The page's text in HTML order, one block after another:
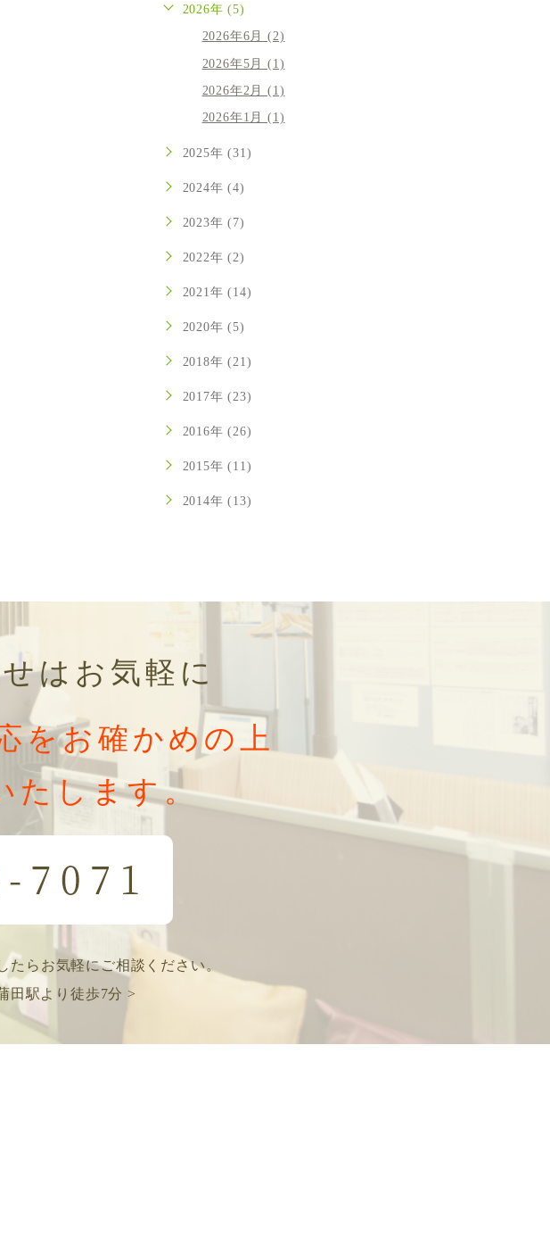
2026年 (5)
2026年6月 (2)
2026年5月 (1)
2026年2月 (1)
2026年1月 (1)
2025年 (31)
2024年 (4)
2023年 (7)
2022年 (2)
2021年 (14)
2020年 (5)
2018年 (21)
2017年 (23)
2016年 (26)
2015年 (11)
2014年 (13)
はお気軽に
をお確かめの上
たします。
たら お気軽にご相談ください。
田駅より徒歩7分 >